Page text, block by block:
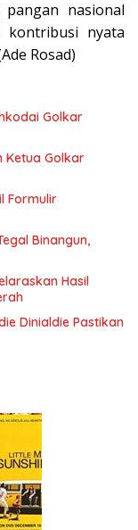
nasional
kontribusi nyata
Rosad)
Golkar
Ketua Golkar
Formulir
Binangun,
Hasil
Dinialdie Pastikan